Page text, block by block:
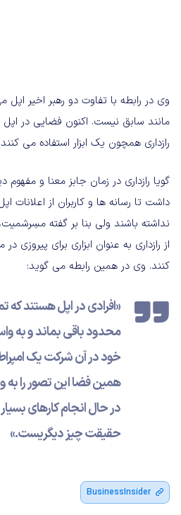
وی در رابطه با تفاوت دو رهبر اخیر
مانند سابق نیست. اکنون فضایی در اپل
رازداری همچون یک ابزار استفاده می
گویا رازداری در زمان جابز معنا و مفهوم
داشت تا رسانه ها و کاربران از اعلانات
نداشته باشند ولی بنا بر گفته
از رازداری به عنوان ابزاری برای پیروزی
کنند. وی در همین رابطه می گوید:
«افرادی در اپل هستند که
محدود باقی بماند و به
خود در آن شرکت یک
همین فضا این تصور را به
در حال انجام کارهای
حقیقت چیز دیگریست.»
BusinessInsider